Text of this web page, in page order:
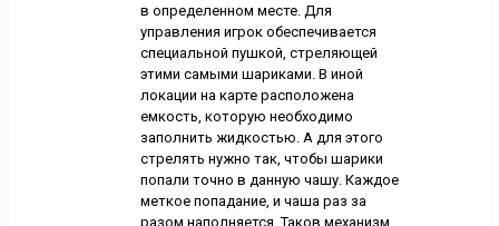
в определенном месте. Для
управления игрок обеспечивается
специальной пушкой, стреляющей
этими самыми шариками. В иной
локации на карте расположена
емкость, которую необходимо
заполнить жидкостью. А для этого
стрелять нужно так, чтобы шарики
попали точно в данную чашу. Каждое
меткое попадание, и чаша раз за
разом наполняется. Таков механизм